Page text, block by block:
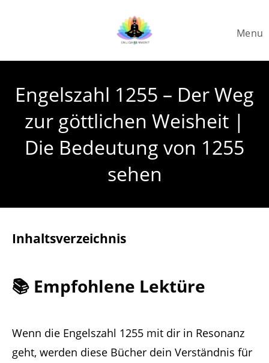
Menu
Engelszahl 1255 – Der Weg
zur göttlichen Weisheit |
Die Bedeutung von 1255
sehen
Inhaltsverzeichnis
📚 Empfohlene Lektüre
Wenn die Engelszahl 1255 mit dir in Resonanz
geht, werden diese Bücher dein Verständnis für